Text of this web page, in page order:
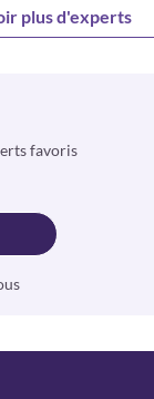
plus d'experts
favoris